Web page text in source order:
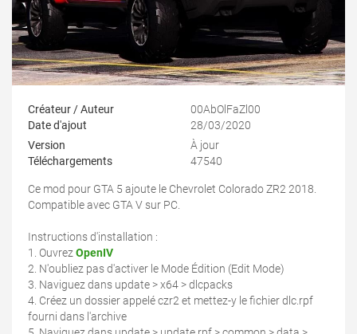
Créateur / Auteur
00AbOlFaZl00
Date d'ajout
28/03/2020
Version
À jour
Téléchargements
47540
Ce mod pour GTA 5 ajoute le Chevrolet Colorado ZR2 2018.
Compatible avec GTA V sur PC.
Instructions d'installation :
1. Ouvrez OpenIV
2. N'oubliez pas d'activer le Mode Édition (Edit Mode)
3. Naviguez dans update > x64 > dlcpacks
4. Créez un dossier appelé czr2 et mettez-y le fichier dlc.rpf
fourni dans l'archive